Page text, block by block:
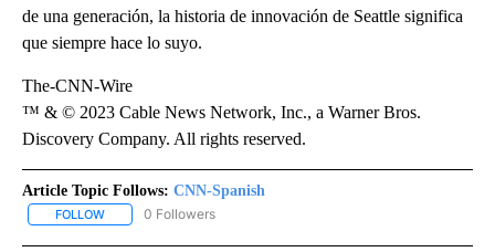
de una generación, la historia de innovación de Seattle significa
que siempre hace lo suyo.
The-CNN-Wire
™ & © 2023 Cable News Network, Inc., a Warner Bros.
Discovery Company. All rights reserved.
Article Topic Follows: CNN-Spanish
FOLLOW FOLLOW "CNN-SPANISH" TO RECEIVE NOTIFICATIONS ABOUT
0 Followers